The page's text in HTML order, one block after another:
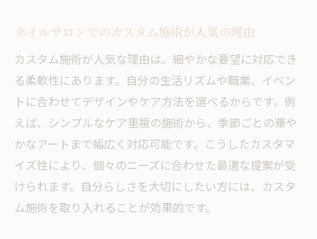
予約や支払いの利便性を重視したネイルサ
ロン探し
ネイルサロンで理想の指先を叶えるための
秘訣
ネイルサロンでのカスタム施術が人気の理由
カスタム施術が人気な理由は、細やかな要望に対応でき
る柔軟性にあります。自分の生活リズムや職業、イベン
トに合わせてデザインやケア方法を選べるからです。例
えば、シンプルなケア重視の施術から、季節ごとの華や
かなアートまで幅広く対応可能です。こうしたカスタマ
イズ性により、個々のニーズに合わせた最適な提案が受
けられます。自分らしさを大切にしたい方には、カスタ
ム施術を取り入れることが効果的です。